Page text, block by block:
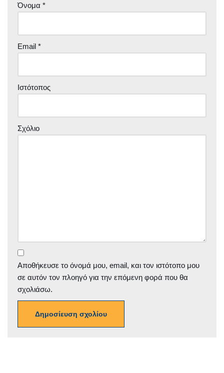
Όνομα *
Email *
Ιστότοπος
Σχόλιο
Αποθήκευσε το όνομά μου, email, και τον ιστότοπο μου
σε αυτόν τον πλοηγό για την επόμενη φορά που θα
σχολιάσω.